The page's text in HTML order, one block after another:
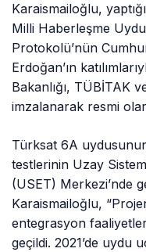
Karaismailoğlu,
Milli Haberleşme
Protokolü’nün
Erdoğan’ın
Bakanlığı, TÜBİTAK
imzalanarak resmi
Türksat 6A
testlerinin Uzay
(USET) Merkezi’nde
Karaismailoğlu,
entegrasyon
geçildi. 2021’de uydu